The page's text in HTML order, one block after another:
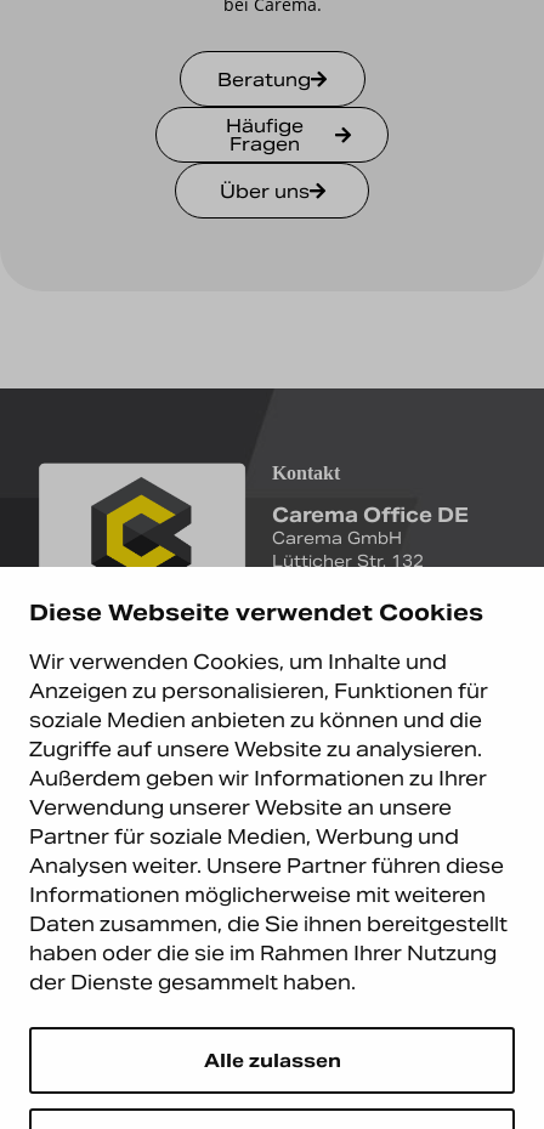
Diese Webseite verwendet Cookies
Wir verwenden Cookies, um Inhalte und
Anzeigen zu personalisieren, Funktionen für
soziale Medien anbieten zu können und die
Zugriffe auf unsere Website zu analysieren.
Außerdem geben wir Informationen zu Ihrer
Verwendung unserer Website an unsere
Partner für soziale Medien, Werbung und
Analysen weiter. Unsere Partner führen diese
Informationen möglicherweise mit weiteren
Daten zusammen, die Sie ihnen bereitgestellt
haben oder die sie im Rahmen Ihrer Nutzung
der Dienste gesammelt haben.
Alle zulassen
Beratung
Häufige
Fragen
Über uns
Kontakt
Carema Office DE
Carema GmbH
Lütticher Str. 132
+49 (0)211 9367 8390
info@carema.de
© Copyright 2026 Carema
GmbH. Alle Rechte vorbehalten.
Datenschutz|Impressum
Carema Warehouse
Carema Hardware BV
Bohemenstraat 9
8028 SB Zwolle
Niederlande
Kundendienst
Serviceabteilung
Newsletter abonnieren